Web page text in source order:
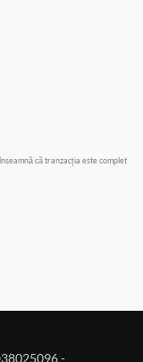
că tranzacția este complet
-